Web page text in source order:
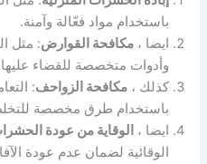
باستخدام مواد فعّالة وآمنة.
ايضا ،مكافحة القوارض: مثل
وأدوات متخصصة للقضاء
كذلك ،مكافحة الزواحف:
باستخدام طرق مخصصة
ايضا ، الوقاية من عودة
الوقائية لضمان عدم عودة